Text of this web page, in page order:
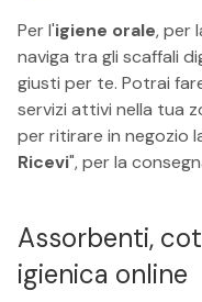
Per l'igiene orale, per
naviga tra gli scaffali
giusti per te. Potrai
servizi attivi nella tua
per ritirare in negozio
Ricevi", per la
Assorbenti,
igienica online